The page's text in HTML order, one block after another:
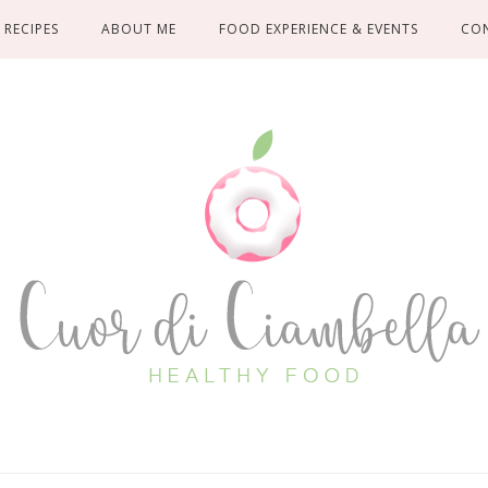
RECIPES ABOUT ME FOOD EXPERIENCE & EVENTS